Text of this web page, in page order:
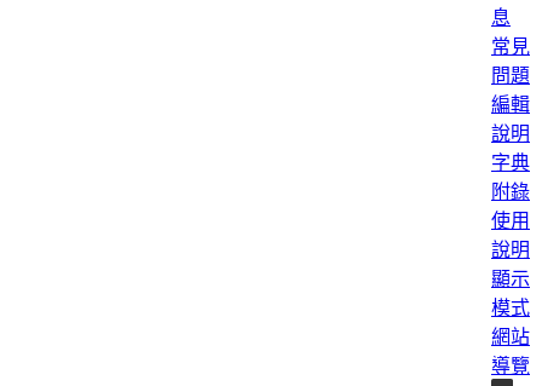
息
常見
問題
編輯
說明
字典
附錄
使用
說明
顯示
模式
網站
導覽